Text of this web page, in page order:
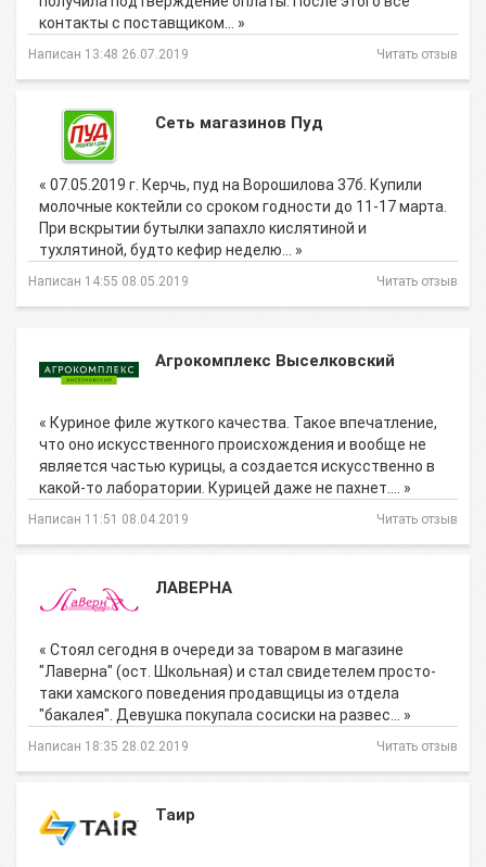
контакты с поставщиком… »
Написан 13:48 26.07.2019 Читать отзыв
Сеть магазинов Пуд
« 07.05.2019 г. Керчь, пуд на Ворошилова 37б. Купили
молочные коктейли со сроком годности до 11-17 марта.
При вскрытии бутылки запахло кислятиной и
тухлятиной, будто кефир неделю… »
Написан 14:55 08.05.2019 Читать отзыв
Агрокомплекс Выселковский
« Куриное филе жуткого качества. Такое впечатление,
что оно искусственного происхождения и вообще не
является частью курицы, а создается искусственно в
какой-то лаборатории. Курицей даже не пахнет.… »
Написан 11:51 08.04.2019 Читать отзыв
ЛАВЕРНА
« Стоял сегодня в очереди за товаром в магазине
"Лаверна" (ост. Школьная) и стал свидетелем просто-
таки хамского поведения продавщицы из отдела
"бакалея". Девушка покупала сосиски на развес… »
Написан 18:35 28.02.2019 Читать отзыв
Таир